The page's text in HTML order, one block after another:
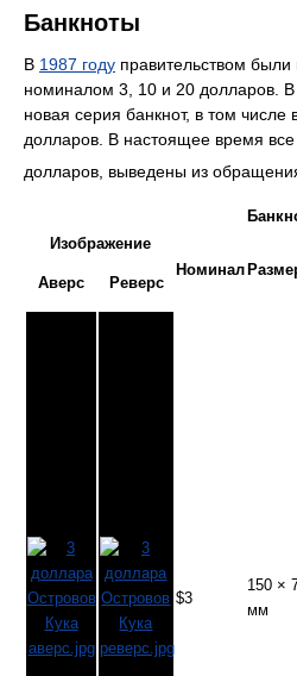
Банкноты
В 1987 году правительством
номиналом 3, 10 и 20 долларов. В
новая серия банкнот, в том числе
долларов. В настоящее время
долларов, выведены из
Изображение
Номинал
Аверс Реверс
$3
150 ×
мм